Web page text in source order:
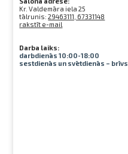
Kr. Valdemāra iela 25
tālrunis:29463111, 67331148
rakstīt e-mail
Darba laiks:
darbdienās 10:00-18:00
sestdienās un svētdienās – brīvs